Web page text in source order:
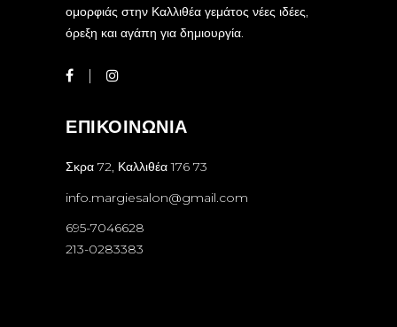
ομορφιάς στην Καλλιθέα γεμάτος νέες ιδέες,
όρεξη και αγάπη για δημιουργία.
ΕΠΙΚΟΙΝΩΝΙΑ
Σκρα 72, Καλλιθέα 176 73
info.margiesalon@gmail.com
695-7046628
213-0283383